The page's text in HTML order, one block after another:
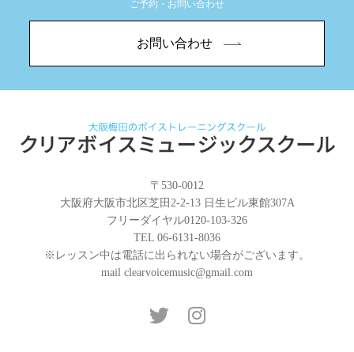
ご予約・お問い合わせ
お問い合わせ
〒530-0012
大阪府大阪市北区芝田2-2-13 日生ビル東館307A
フリーダイヤル0120-103-326
TEL 06-6131-8036
※レッスン中は電話に出られない場合がございます。
mail clearvoicemusic@gmail.com